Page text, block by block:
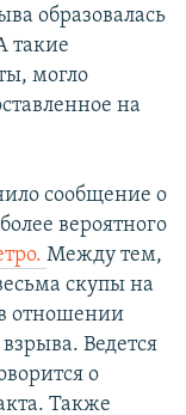
образовалась
такие
могло
на
сообщение о
вероятного
Между тем,
скупы на
отношении
Ведется
о
Также